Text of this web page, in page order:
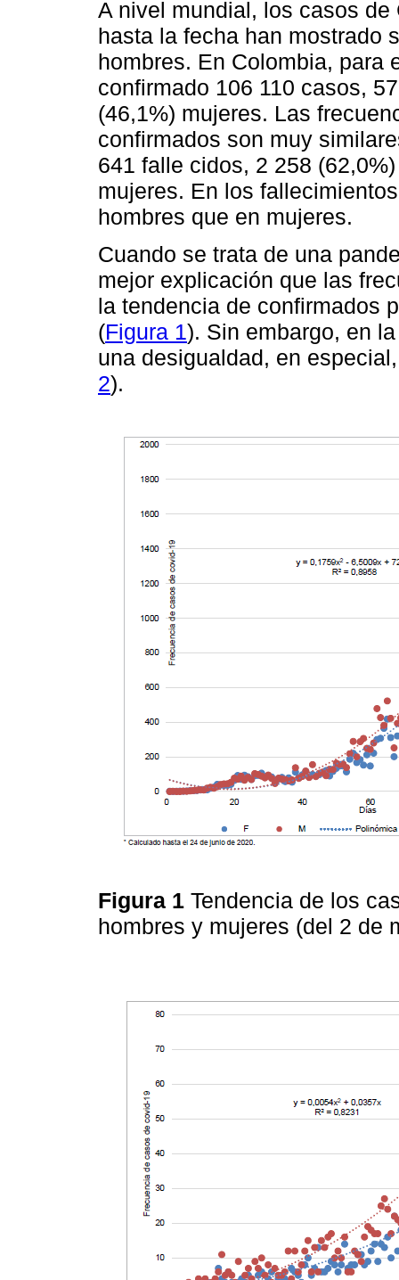
A nivel mundial, los casos
hasta la fecha han mostrado
hombres. En Colombia, para
confirmado 106 110 casos,
(46,1%) mujeres. Las
confirmados son muy
641 falle cidos, 2 258
mujeres. En los
hombres que en mujeres.
Cuando se trata de una
mejor explicación que las
la tendencia de confirmados
(Figura 1). Sin embargo, en
una desigualdad, en
2).
Figura 1 Tendencia de los
hombres y mujeres (del 2 de